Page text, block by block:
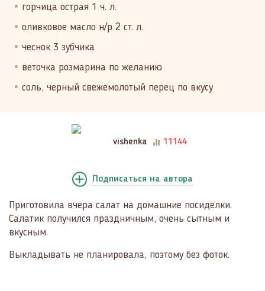
горчица острая 1 ч. л.
оливковое масло н/р 2 ст. л.
чеснок 3 зубчика
веточка розмарина по желанию
соль, черный свежемолотый перец по вкусу
vishenka 11144
Подписаться на автора
Приготовила вчера салат на домашние посиделки.
Салатик получился праздничным, очень сытным и
вкусным.
Выкладывать не планировала, поэтому без фоток.